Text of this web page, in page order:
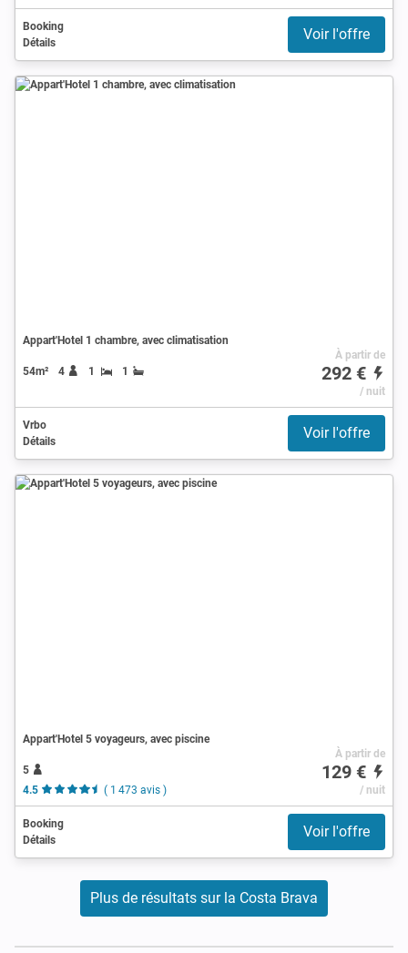
Booking
Détails
Voir l'offre
Appart'Hotel 1 chambre, avec climatisation
54m² 4 1 1
À partir de
292 €
/ nuit
Vrbo
Détails
Voir l'offre
Appart'Hotel 5 voyageurs, avec piscine
5
4.5
( 1 473 avis )
À partir de
129 €
/ nuit
Booking
Détails
Voir l'offre
Plus de résultats sur la Costa Brava